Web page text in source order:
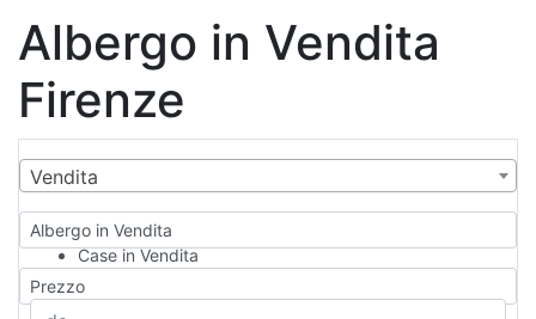
Albergo in Vendita
Firenze
Vendita
Albergo in Vendita
Case in Vendita
Qualsiasi
Appartamento
Prezzo